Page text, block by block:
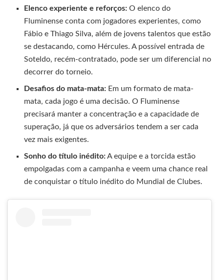
Elenco experiente e reforços: O elenco do
Fluminense conta com jogadores experientes, como
Fábio e Thiago Silva, além de jovens talentos que estão
se destacando, como Hércules. A possível entrada de
Soteldo, recém-contratado, pode ser um diferencial no
decorrer do torneio.
Desafios do mata-mata: Em um formato de mata-
mata, cada jogo é uma decisão. O Fluminense
precisará manter a concentração e a capacidade de
superação, já que os adversários tendem a ser cada
vez mais exigentes.
Sonho do título inédito:A equipe e a torcida estão
empolgadas com a campanha e veem uma chance real
de conquistar o título inédito do Mundial de Clubes.